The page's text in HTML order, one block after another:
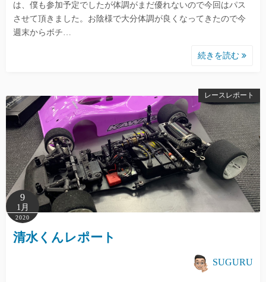
は、僕も参加予定でしたが体調がまだ優れないので今回はパス
させて頂きました。お陰様で大分体調が良くなってきたので今
週末からボチ…
続きを読む
レースレポート
9
1月
2020
清水くんレポート
SUGURU